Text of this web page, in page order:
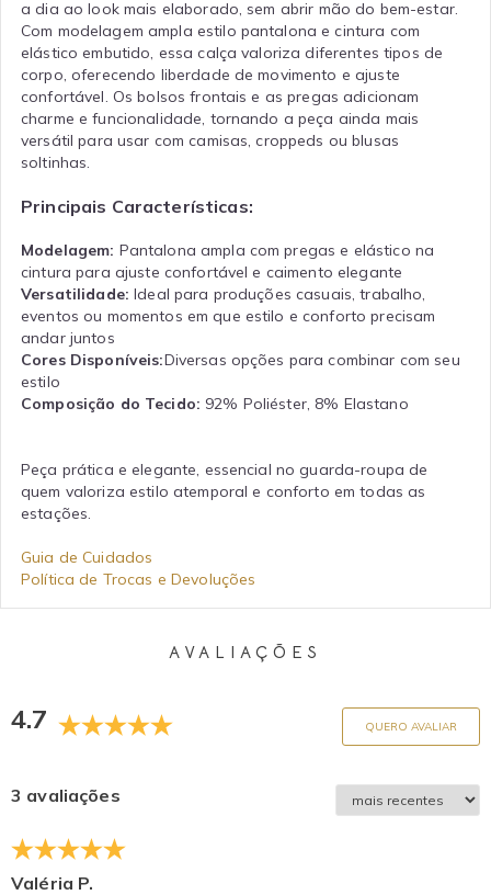
a dia ao look mais elaborado, sem abrir mão do bem-estar.
Com modelagem ampla estilo pantalona e cintura com
elástico embutido, essa calça valoriza diferentes tipos de
corpo, oferecendo liberdade de movimento e ajuste
confortável. Os bolsos frontais e as pregas adicionam
charme e funcionalidade, tornando a peça ainda mais
versátil para usar com camisas, croppeds ou blusas
soltinhas.
Principais Características:
Modelagem: Pantalona ampla com pregas e elástico na
cintura para ajuste confortável e caimento elegante
Versatilidade: Ideal para produções casuais, trabalho,
eventos ou momentos em que estilo e conforto precisam
andar juntos
Cores Disponíveis:Diversas opções para combinar com seu
estilo
Composição do Tecido: 92% Poliéster, 8% Elastano
Peça prática e elegante, essencial no guarda-roupa de
quem valoriza estilo atemporal e conforto em todas as
estações.
Guia de Cuidados
Política de Trocas e Devoluções
AVALIAÇÕES
4.7 QUERO AVALIAR
3 avaliações
Valéria P.